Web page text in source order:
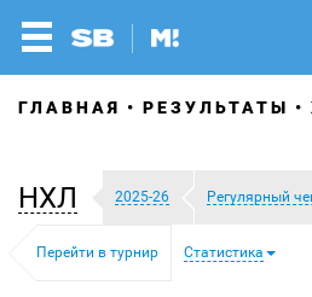
ГЛАВНАЯ РЕЗУЛЬТАТЫ
НХЛ 2025-26 Регулярный
Перейти в турнир Статистика